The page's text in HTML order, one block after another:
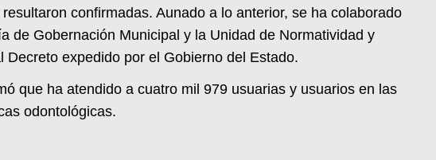
confirmadas. Aunado a lo anterior, se ha colaborado
de Gobernación Municipal y la Unidad de Normatividad y
expedido por el Gobierno del Estado.
que ha atendido a cuatro mil 979 usuarias y usuarios en las
odontológicas.